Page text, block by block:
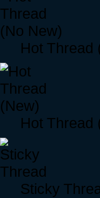
Hot Thread
Hot Thread
Sticky